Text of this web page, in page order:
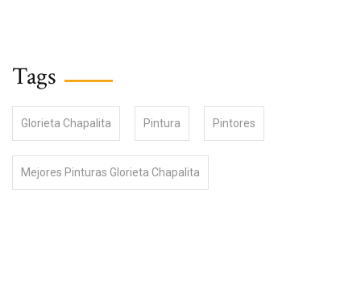
Tags
Glorieta Chapalita Pintura Pintores
Mejores Pinturas Glorieta Chapalita